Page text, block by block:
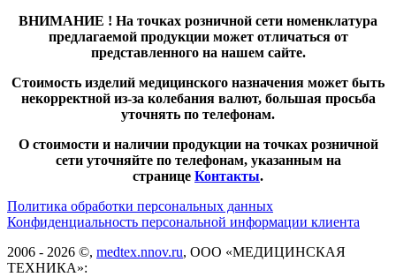
ВНИМАНИЕ ! На точках розничной сети номенклатура
предлагаемой продукции может отличаться от
представленного на нашем сайте.
Стоимость изделий медицинского назначения может быть
некорректной из-за колебания валют, большая просьба
уточнять по телефонам.
О стоимости и наличии продукции на точках розничной
сети уточняйте по телефонам, указанным на
странице Контакты.
Политика обработки персональных данных
Конфиденциальность персональной информации клиента
2006 - 2026 ©, medtex.nnov.ru, ООО «МЕДИЦИНСКАЯ
ТЕХНИКА»: